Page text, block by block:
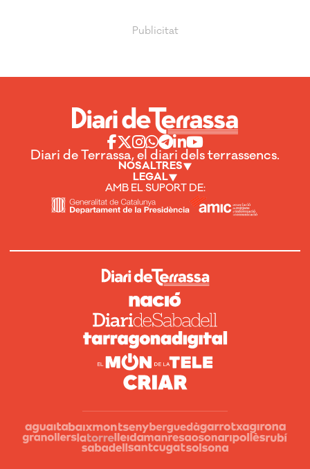
Diari de Terrassa, el diari dels terrassencs.
NOSALTRES
LEGAL
AMB EL SUPORT DE: